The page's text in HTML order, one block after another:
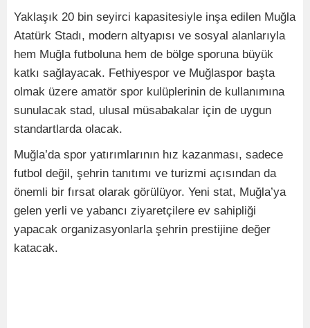
Yaklaşık 20 bin seyirci kapasitesiyle inşa edilen Muğla
Atatürk Stadı, modern altyapısı ve sosyal alanlarıyla
hem Muğla futboluna hem de bölge sporuna büyük
katkı sağlayacak. Fethiyespor ve Muğlaspor başta
olmak üzere amatör spor kulüplerinin de kullanımına
sunulacak stad, ulusal müsabakalar için de uygun
standartlarda olacak.
Muğla’da spor yatırımlarının hız kazanması, sadece
futbol değil, şehrin tanıtımı ve turizmi açısından da
önemli bir fırsat olarak görülüyor. Yeni stat, Muğla’ya
gelen yerli ve yabancı ziyaretçilere ev sahipliği
yapacak organizasyonlarla şehrin prestijine değer
katacak.